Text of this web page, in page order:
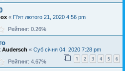
« П'ят лютого 21, 2020 4:56 pm
Рейтинг: 0.26%
Audersch « Суб січня 04, 2020 7:28 pm
1 2 3 4 5 6
Рейтинг: 4.67%